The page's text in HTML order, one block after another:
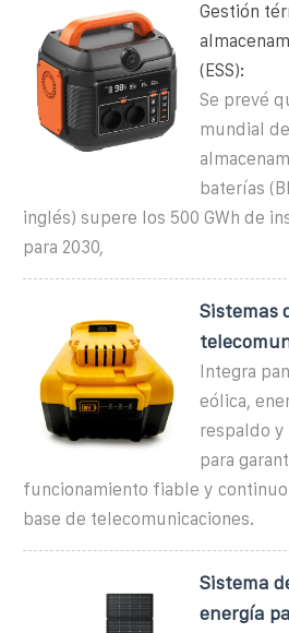
Gestión
(ESS):
Se prevé
mundial
baterías
inglés) supere los 500 GWh de
para 2030,
Sistemas
Integra
eólica,
respaldo
para
funcionamiento fiable y
base de telecomunicaciones.
Sistema
energía